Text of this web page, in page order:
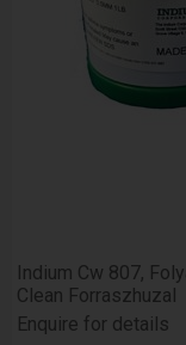
Indium Cw 807,
Clean Forraszhuzal
Enquire for details